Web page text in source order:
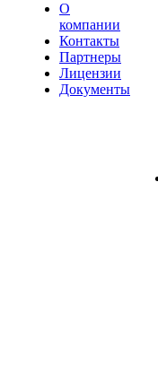
О
компании
Контакты
Партнеры
Лицензии
Документы